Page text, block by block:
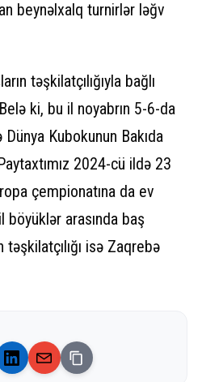
beynəlxalq turnirlər ləğv
təşkilatçılığıyla bağlı
ki, bu il noyabrın 5-6-da
Kubokunun Bakıda
2024-cü ildə 23
çempionatına da ev
böyüklər arasında baş
isə Zaqrebə